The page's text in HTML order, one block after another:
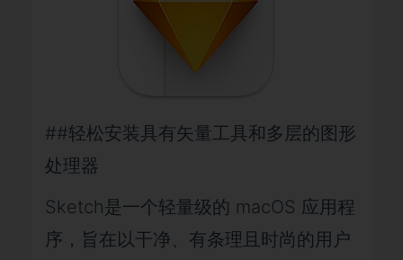
##轻松安装具有矢量工具和多层的图形
处理器
Sketch是一个轻量级的 macOS 应用程
序，旨在以干净、有条理且时尚的用户